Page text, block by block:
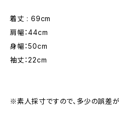
着丈 : 69cm
肩幅：44cm
身幅：50cm
袖丈：22cm
※素人採寸ですので、多少の誤差